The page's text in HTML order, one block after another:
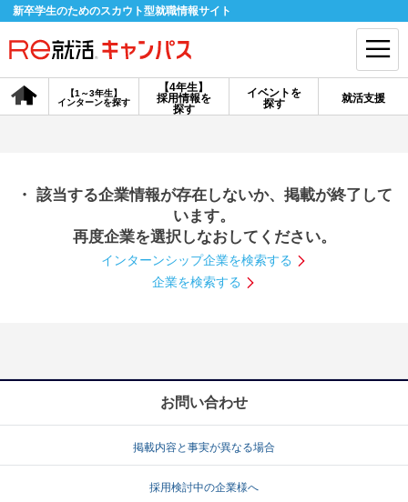
新卒学生のためのスカウト型就職情報サイト
【4年生】
採用情報を
探す
【1～3年生】
インターンを探す
イベントを
探す
就活支援
会員登録 ログイン
探す
【4年生】
説明会を探す
インターンを探す
就活ノウハウ・サポート
就活支援
就活ノウハウが満載！ お役立ち記事・相談室など
・ 該当する企業情報が存在しないか、掲載が終了して
います。
再度企業を選択しなおしてください。
インターンシップ企業を検索する
企業を検索する
お問い合わせ
掲載内容と事実が異なる場合
採用検討中の企業様へ